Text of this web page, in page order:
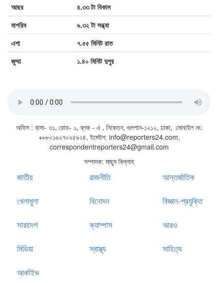
আছর
৪.৩৩ টা বিকাল
মাগরিব
৬.৩২ টা সন্ধ্যা
এশা
৭.৫৫ মিনিট রাত
জুম্মা
১.৪০ মিনিট দুপুর
অফিস : বাসা- ৩১, রোড- ১, ব্লক - এ , নিকেতন, গুলশান-১২১২, ঢাকা, মোবাইল নং:
+৮৮০১৬২৭০২৫৯২৪, ইমেইল: info@reporters24.com,
correspondentreporters24@gmail.com
সম্পাদক: মাছুম বিল্লাহ
জাতীয় রাজনীতি
আন্তর্জাতিক
খেলাধুলা
বিনোদন
বিজ্ঞান-প্রযুক্তি
সারাদেশ
ক্যাম্পাস
আরও
মিডিয়া
স্বাস্থ্য
সাহিত্য
আর্কাইভ